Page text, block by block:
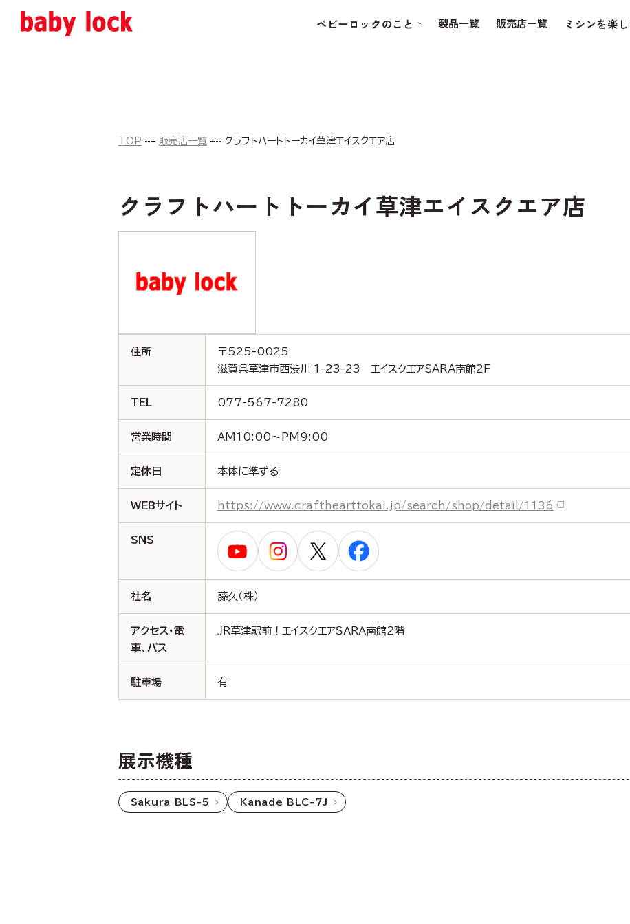
ベビーロックのこと 製品一覧 販売店一覧 ミシンを楽
TOP 販売店一覧 クラフトハートトーカイ草津エイスクエア店
クラフトハートトーカイ草津エイスクエア店
住所
〒525-0025
滋賀県草津市西渋川 1-23-23 エイスクエアSARA南館2F
TEL 077-567-7280
営業時間 AM10:00～PM9:00
定休日 本体に準ずる
WEBサイト https://www.crafthearttokai.jp/search/shop/detail/1136
SNS
社名 藤久（株）
アクセス・電
車、バス
ＪＲ草津駅前！エイスクエアＳＡＲＡ南館２階
駐車場 有
展示機種
Sakura BLS-5 Kanade BLC-7J